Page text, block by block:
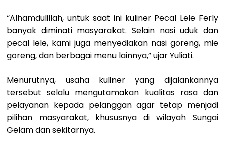
‎“Alhamdulillah, untuk saat ini kuliner Pecal Lele Ferly
banyak diminati masyarakat. Selain nasi uduk dan
pecal lele, kami juga menyediakan nasi goreng, mie
goreng, dan berbagai menu lainnya,” ujar Yuliati.
‎Menurutnya, usaha kuliner yang dijalankannya
tersebut selalu mengutamakan kualitas rasa dan
pelayanan kepada pelanggan agar tetap menjadi
pilihan masyarakat, khususnya di wilayah Sungai
Gelam dan sekitarnya.